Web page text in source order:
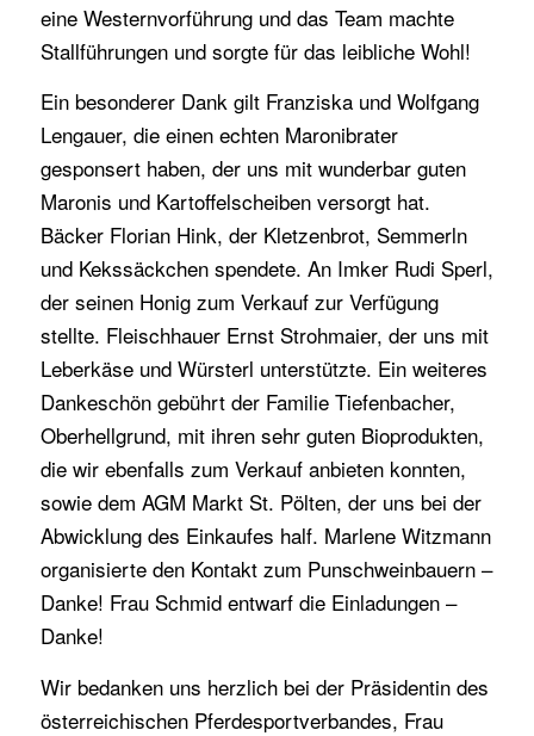
eine Westernvorführung und das Team machte
Stallführungen und sorgte für das leibliche Wohl!
Ein besonderer Dank gilt Franziska und Wolfgang
Lengauer, die einen echten Maronibrater
gesponsert haben, der uns mit wunderbar guten
Maronis und Kartoffelscheiben versorgt hat.
Bäcker Florian Hink, der Kletzenbrot, Semmerln
und Kekssäckchen spendete. An Imker Rudi Sperl,
der seinen Honig zum Verkauf zur Verfügung
stellte. Fleischhauer Ernst Strohmaier, der uns mit
Leberkäse und Würsterl unterstützte. Ein weiteres
Dankeschön gebührt der Familie Tiefenbacher,
Oberhellgrund, mit ihren sehr guten Bioprodukten,
die wir ebenfalls zum Verkauf anbieten konnten,
sowie dem AGM Markt St. Pölten, der uns bei der
Abwicklung des Einkaufes half. Marlene Witzmann
organisierte den Kontakt zum Punschweinbauern –
Danke! Frau Schmid entwarf die Einladungen –
Danke!
Wir bedanken uns herzlich bei der Präsidentin des
österreichischen Pferdesportverbandes, Frau